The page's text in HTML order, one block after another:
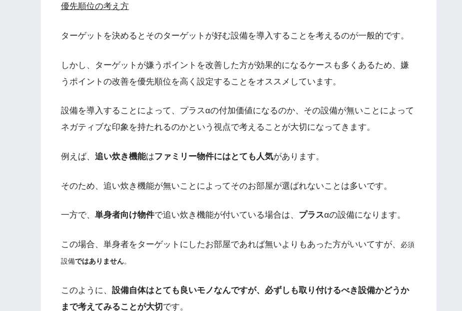
優先順位の考え方
ターゲットを決めるとそのターゲットが好む設備を導入することを考えるのが一般的です。
しかし、ターゲットが嫌うポイントを改善した方が効果的になるケースも多くあるため、嫌
うポイントの改善を優先順位を高く設定することをオススメしています。
設備を導入することによって、プラスαの付加価値になるのか、その設備が無いことによって
ネガティブな印象を持たれるのかという視点で考えることが大切になってきます。
例えば、 追い炊き機能はファミリー物件にはとても人気があります。
そのため、追い炊き機能が無いことによってそのお部屋が選ばれないことは多いです。
一方で、 単身者向け物件で追い炊き機能が付いている場合は、 プラスαの設備になります。
この場合、単身者をターゲットにしたお部屋であれば無いよりもあった方がいいてすが、 必須
設備ではありません。
このように、 設備自体はとても良いモノなんですが、必ずしも取り付けるべき設備かどうか
まで考えてみることが大切 です。